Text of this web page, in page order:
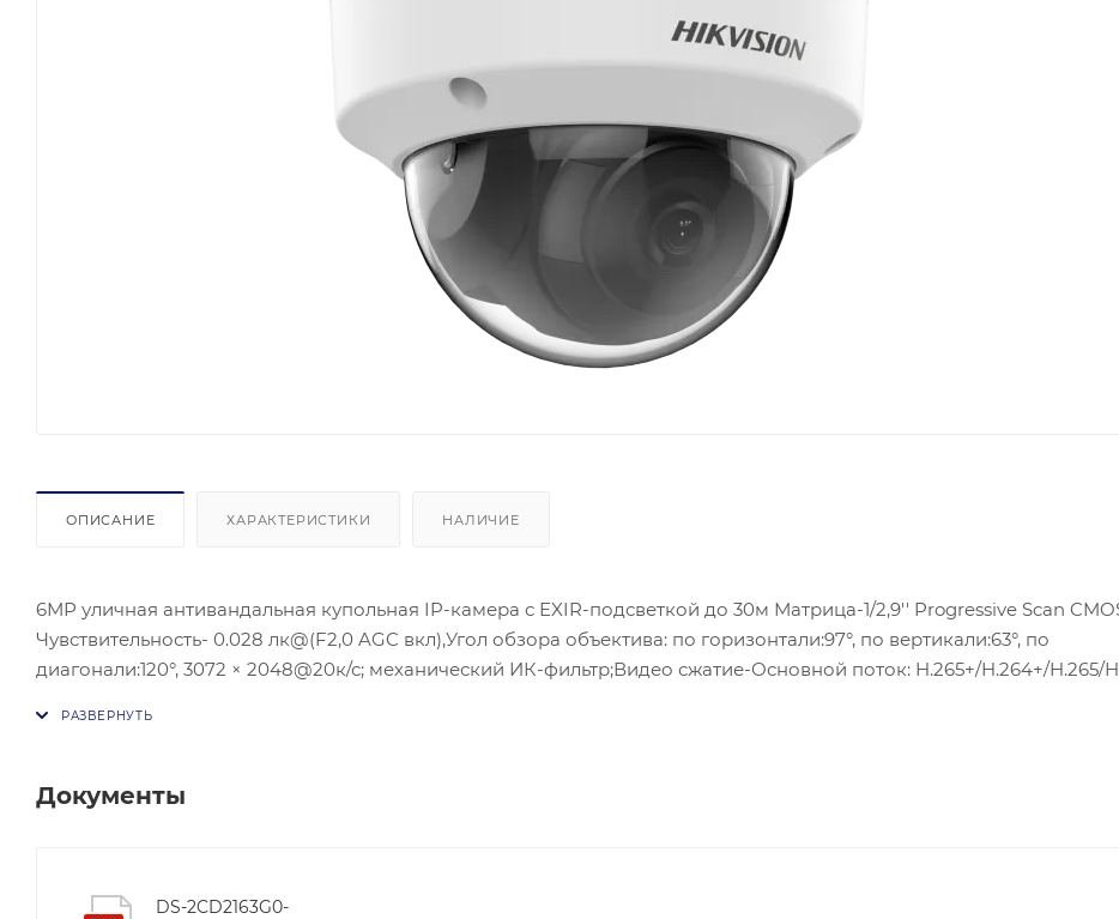
ОПИСАНИЕ ХАРАКТЕРИСТИКИ НАЛИЧИЕ
6МР уличная антивандальная купольная IP-камера с EXIR-подсветкой до 30м Матрица-1/2,9'' Progressive Scan
Чувствительность- 0.028 лк@(F2,0 AGC вкл),Угол обзора объектива: по горизонтали:97°, по вертикали:63°, по
диагонали:120°, 3072 × 2048@20к/с; механический ИК-фильтр;Видео сжатие-Основной поток: H.265+/H.264+/H.265/
,IK10;рабочие условия:-30 °C to +60 °C;встроенный микрофон
Документы
DS-2CD2163G0-